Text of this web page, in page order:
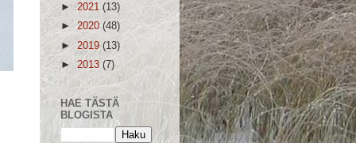
►2021 (13)
►2020 (48)
► 2019 (13)
► 2013 (7)
HAE TÄSTÄ
BLOGISTA